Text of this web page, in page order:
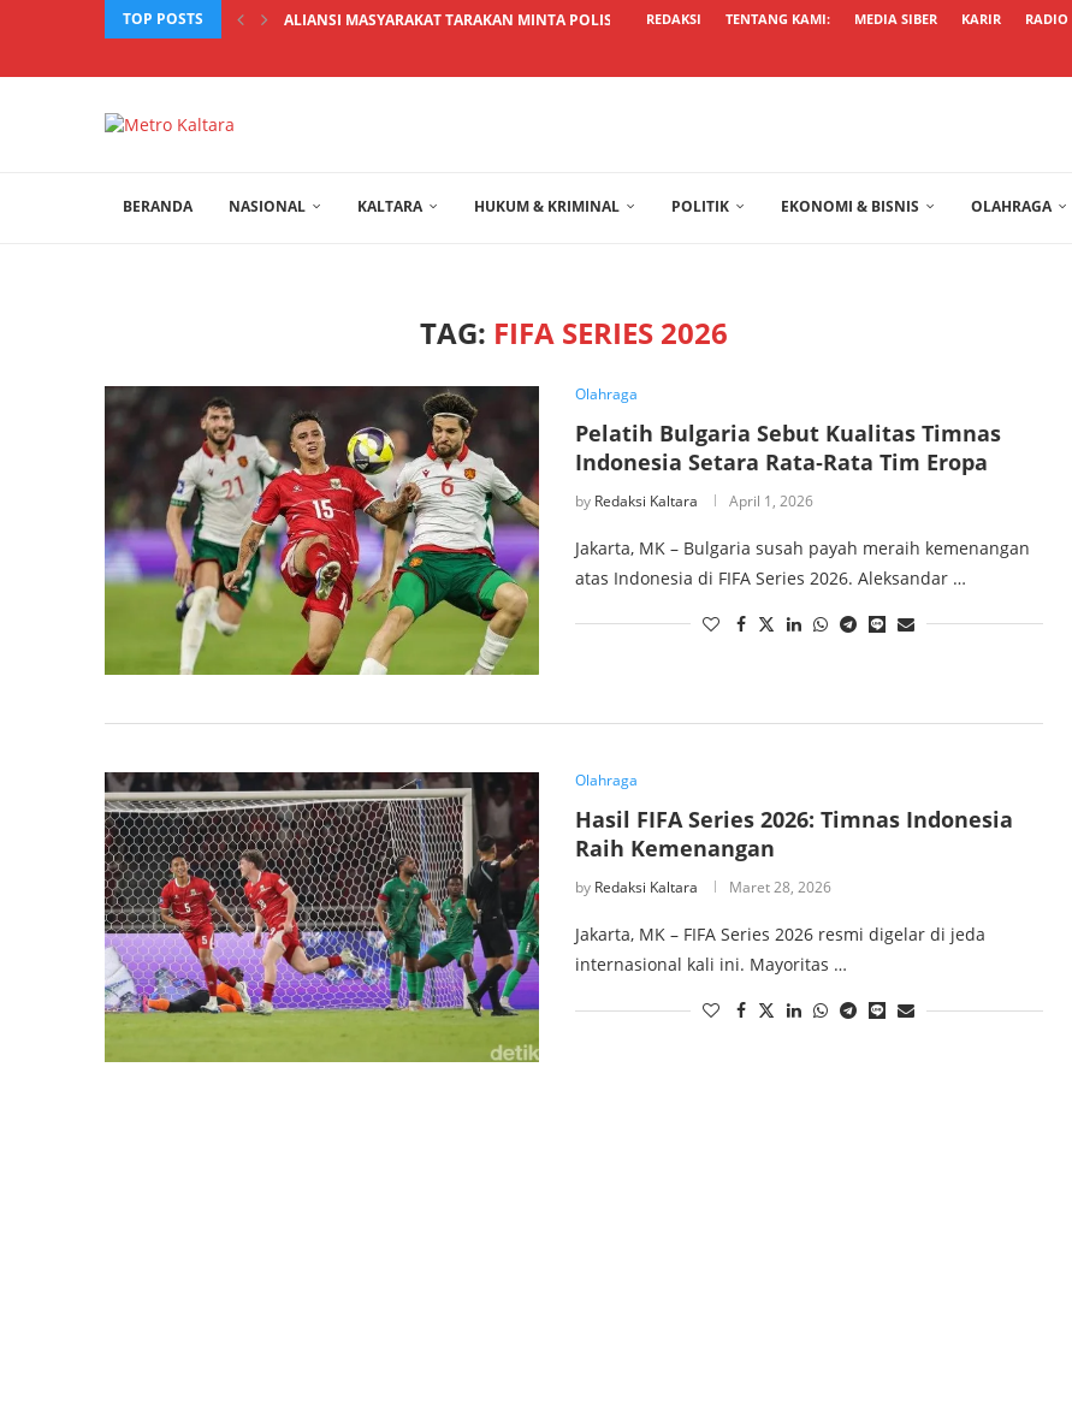
TOP POSTS ALIANSI MASYARAKAT TARAKAN MINTA POLISI TRANSPARAN USUT KASUS...
REDAKSI TENTANG KAMI: MEDIA SIBER KARIR RADIO
BERANDA NASIONAL KALTARA HUKUM & KRIMINAL POLITIK EKONOMI & BISNIS OLAHRAGA
TAG: FIFA SERIES 2026
Olahraga
Pelatih Bulgaria Sebut Kualitas Timnas
Indonesia Setara Rata‑Rata Tim Eropa
by Redaksi Kaltara April 1, 2026
Jakarta, MK – Bulgaria susah payah meraih kemenangan
atas Indonesia di FIFA Series 2026. Aleksandar …
Olahraga
Hasil FIFA Series 2026: Timnas Indonesia
Raih Kemenangan
by Redaksi Kaltara Maret 28, 2026
Jakarta, MK – FIFA Series 2026 resmi digelar di jeda
internasional kali ini. Mayoritas …